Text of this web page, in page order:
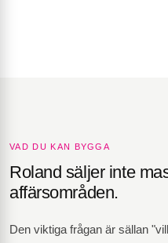
VAD DU KAN BYGGA
Roland säljer inte
affärsområden.
Den viktiga frågan är sällan